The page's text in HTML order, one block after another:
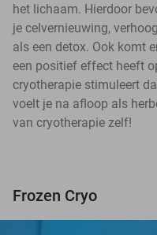
het lichaam. Hierdoor
je celvernieuwing,
als een detox. Ook komt
een positief effect heeft
cryotherapie stimuleert
voelt je na afloop als
van cryotherapie zelf!
Frozen Cryo